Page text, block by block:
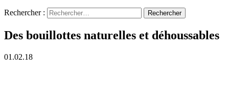
Rechercher :
Des bouillottes naturelles et déhoussables
01.02.18